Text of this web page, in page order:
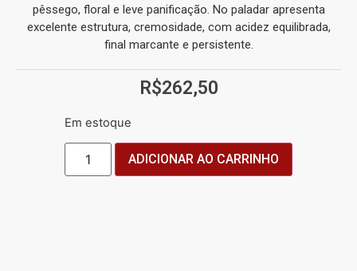
pêssego, floral e leve panificação. No paladar apresenta
excelente estrutura, cremosidade, com acidez equilibrada,
final marcante e persistente.
R$262,50
Em estoque
ADICIONAR AO CARRINHO